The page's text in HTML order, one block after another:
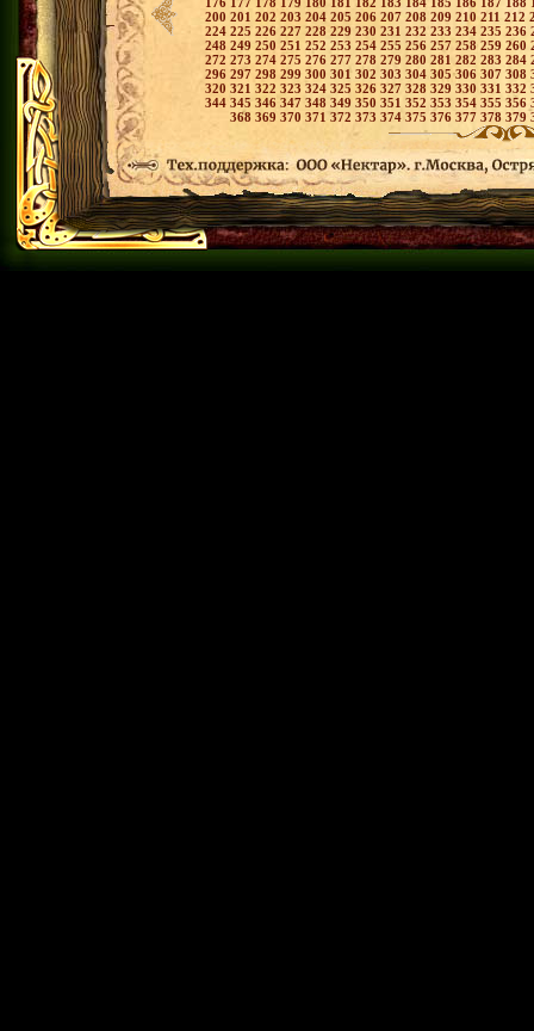
200 201 202 203 204 205 206 207 208 209 210 211 212
224 225 226 227 228 229 230 231 232 233 234 235 236
248 249 250 251 252 253 254 255 256 257 258 259 260
272 273 274 275 276 277 278 279 280 281 282 283 284
296 297 298 299 300 301 302 303 304 305306 307 308
320 321 322 323 324 325 326 327 328 329 330 331 332
344 345 346 347 348 349 350 351 352 353 354 355 356
368 369 370 371 372 373 374 375 376 377 378 379